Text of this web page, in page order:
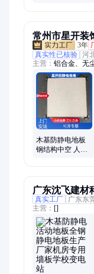
常州市星开装
3年
真实性已核验 河
主营： 铝合金、无
间、网络地板、
井、硫酸钙防静电
木基防静电地板
钢结构中空 人工
广东沈飞建材
真实工厂
广东东
主营： []